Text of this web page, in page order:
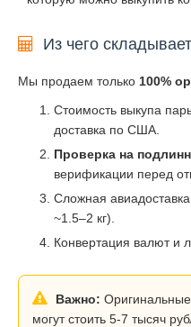
Из чего
Мы продаем только 100%
Стоимость выкупа
доставка по США.
Проверка на
верификации перед
Сложная
~1.5–2 кг).
Конвертация валют и
Важно:
могут стоить 5-7 тысяч